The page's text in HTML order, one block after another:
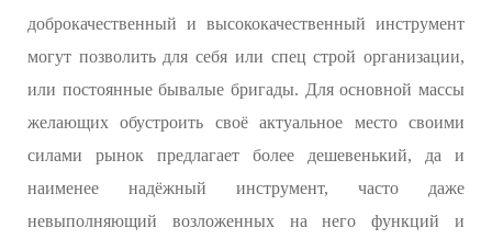
доброкачественный и высококачественный инструмент
могут позволить для себя или спец строй организации,
или постоянные бывалые бригады. Для основной массы
желающих обустроить своё актуальное место своими
силами рынок предлагает более дешевенький, да и
наименее надёжный инструмент, часто даже
невыполняющий возложенных на него функций и